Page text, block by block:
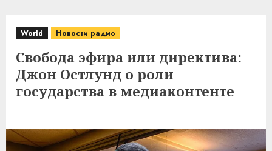
World Новости радио
Свобода эфира или директива:
Джон Остлунд о роли
государства в медиаконтенте